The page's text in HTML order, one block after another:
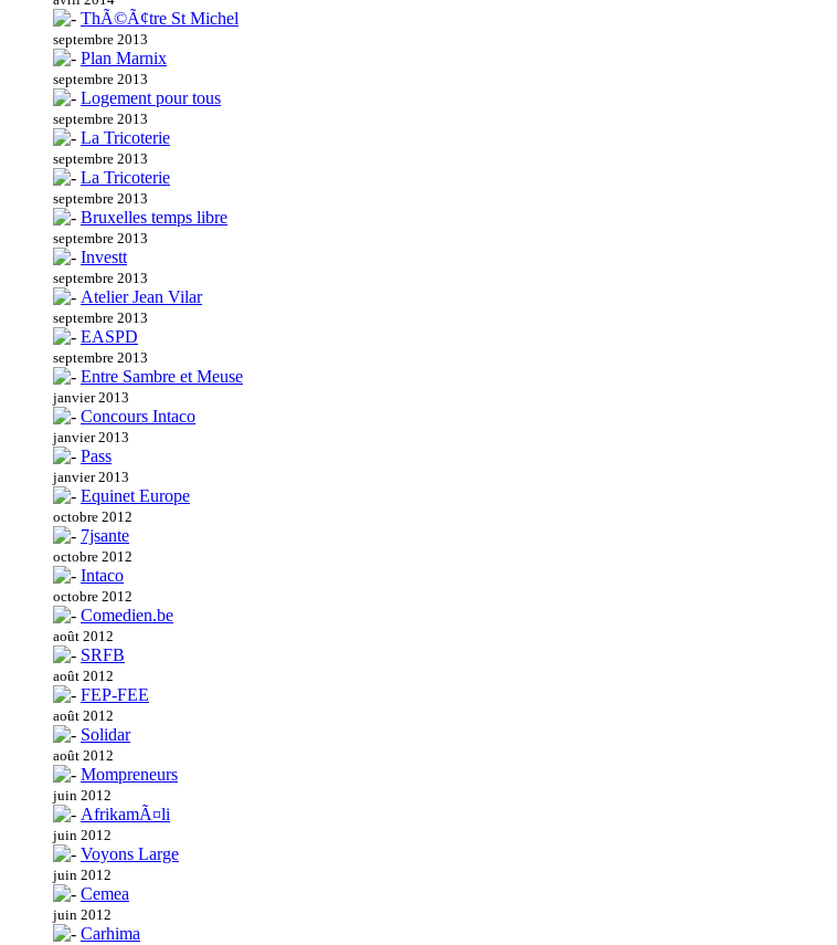
ThÃ©Ã¢tre St Michel
septembre 2013
Plan Marnix
septembre 2013
Logement pour tous
septembre 2013
La Tricoterie
septembre 2013
La Tricoterie
septembre 2013
Bruxelles temps libre
septembre 2013
Investt
septembre 2013
Atelier Jean Vilar
septembre 2013
EASPD
septembre 2013
Entre Sambre et Meuse
janvier 2013
Concours Intaco
janvier 2013
Pass
janvier 2013
Equinet Europe
octobre 2012
7jsante
octobre 2012
Intaco
octobre 2012
Comedien.be
août 2012
SRFB
août 2012
FEP-FEE
août 2012
Solidar
août 2012
Mompreneurs
juin 2012
AfrikamÃ¤li
juin 2012
Voyons Large
juin 2012
Cemea
juin 2012
Carhima